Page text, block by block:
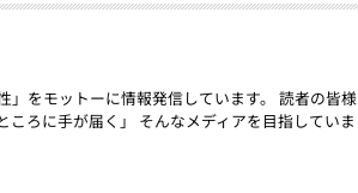
」をモットーに情報発信しています。 読者の皆様
ろに手が届く」 そんなメディアを目指していま